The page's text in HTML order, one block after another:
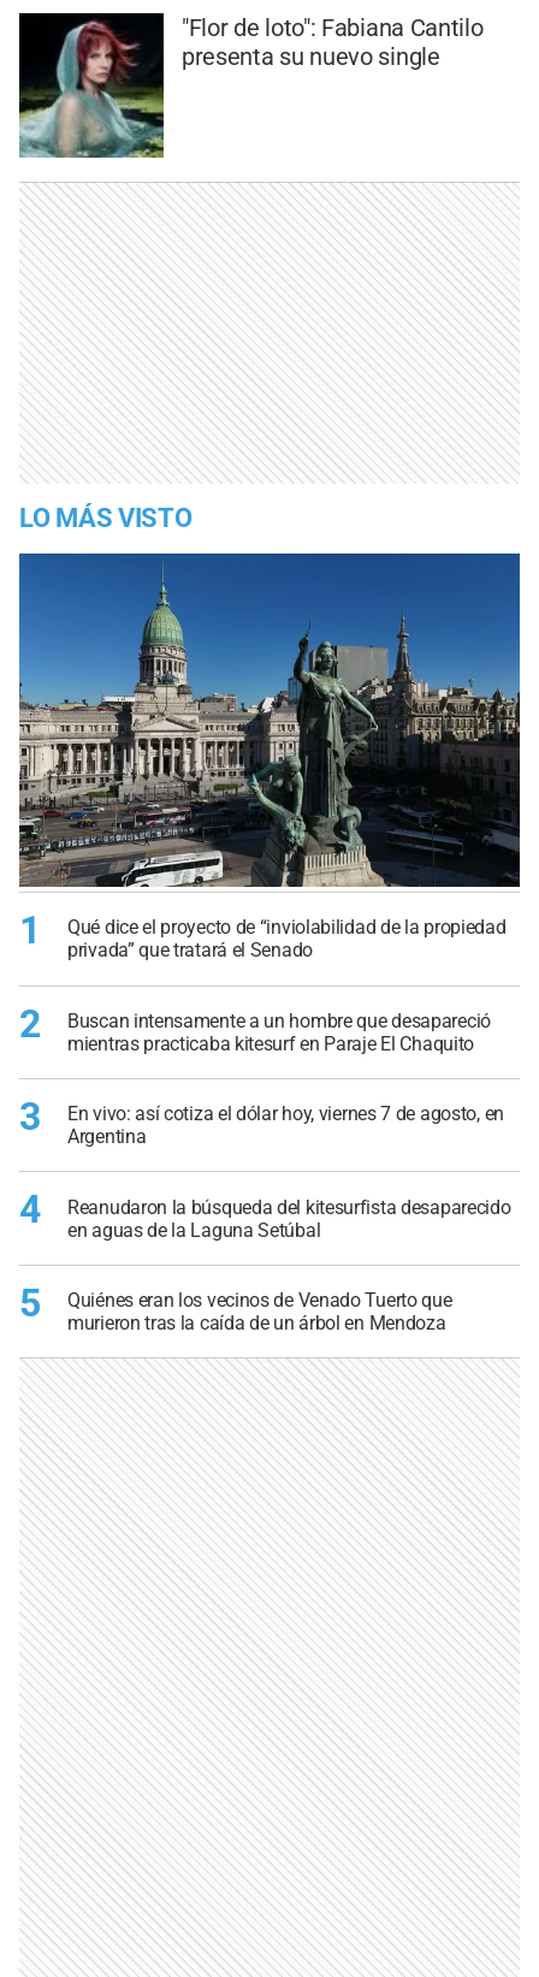
"Flor de loto": Fabiana Cantilo
presenta su nuevo single
LO MÁS VISTO
1
Qué dice el proyecto de “inviolabilidad de la propiedad
privada” que tratará el Senado
2
Buscan intensamente a un hombre que desapareció
mientras practicaba kitesurf en Paraje El Chaquito
3
En vivo: así cotiza el dólar hoy, viernes 7 de agosto, en
Argentina
4
Reanudaron la búsqueda del kitesurfista desaparecido
en aguas de la Laguna Setúbal
5
Quiénes eran los vecinos de Venado Tuerto que
murieron tras la caída de un árbol en Mendoza